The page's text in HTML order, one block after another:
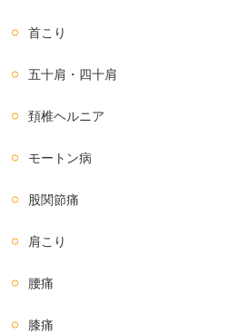
首こり
五十肩・四十肩
頚椎ヘルニア
モートン病
股関節痛
肩こり
腰痛
膝痛